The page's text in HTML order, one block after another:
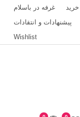
غرفه در باسلام
پیشنهادات و انتقادات
Wishlist